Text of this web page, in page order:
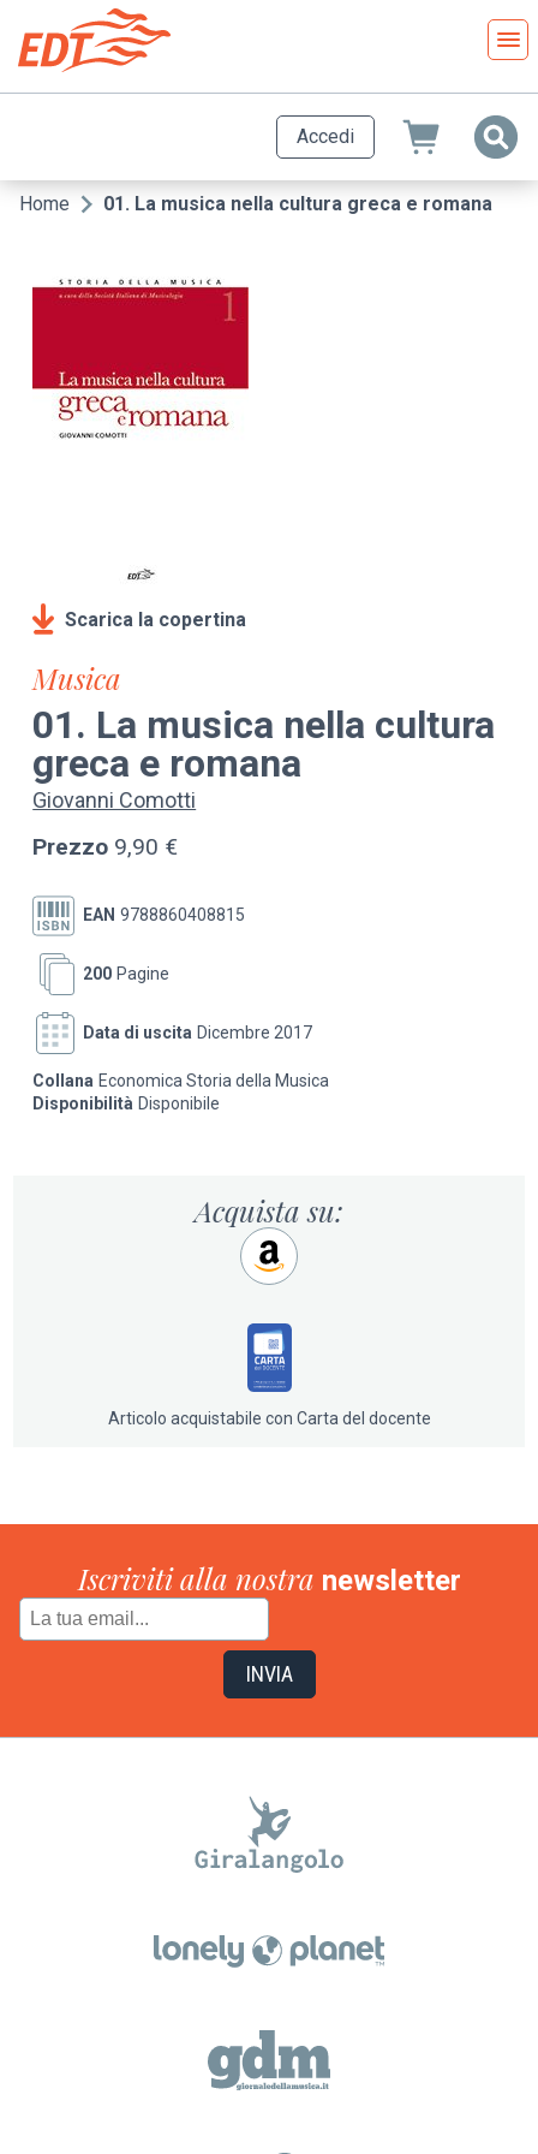
contenuto
principale
Accedi
Briciole
pane
Home 01. La musica nella cultura greca e romana
Scarica la copertina
Musica
01. La musica nella cultura
greca e romana
Giovanni Comotti
Prezzo 9,90 €
EAN 9788860408815
Pagine
200
Data di uscita Dicembre 2017
Collana Economica Storia della Musica
Disponibilità Disponibile
Acquista su:
Articolo acquistabile con Carta del docente
Iscriviti alla nostra newsletter